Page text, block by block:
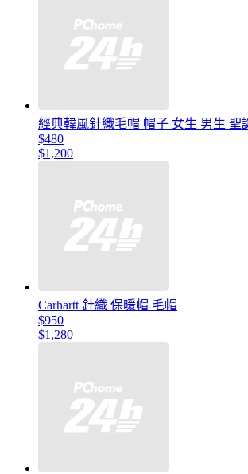
經典韓風針織毛帽 帽子 女生 男生 聖
$480
$1,200
Carhartt 針織 保暖帽 毛帽
$950
$1,280